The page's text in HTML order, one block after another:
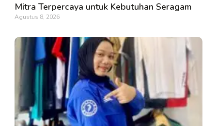
Mitra Terpercaya untuk Kebutuhan Seragam
Agustus 8, 2026